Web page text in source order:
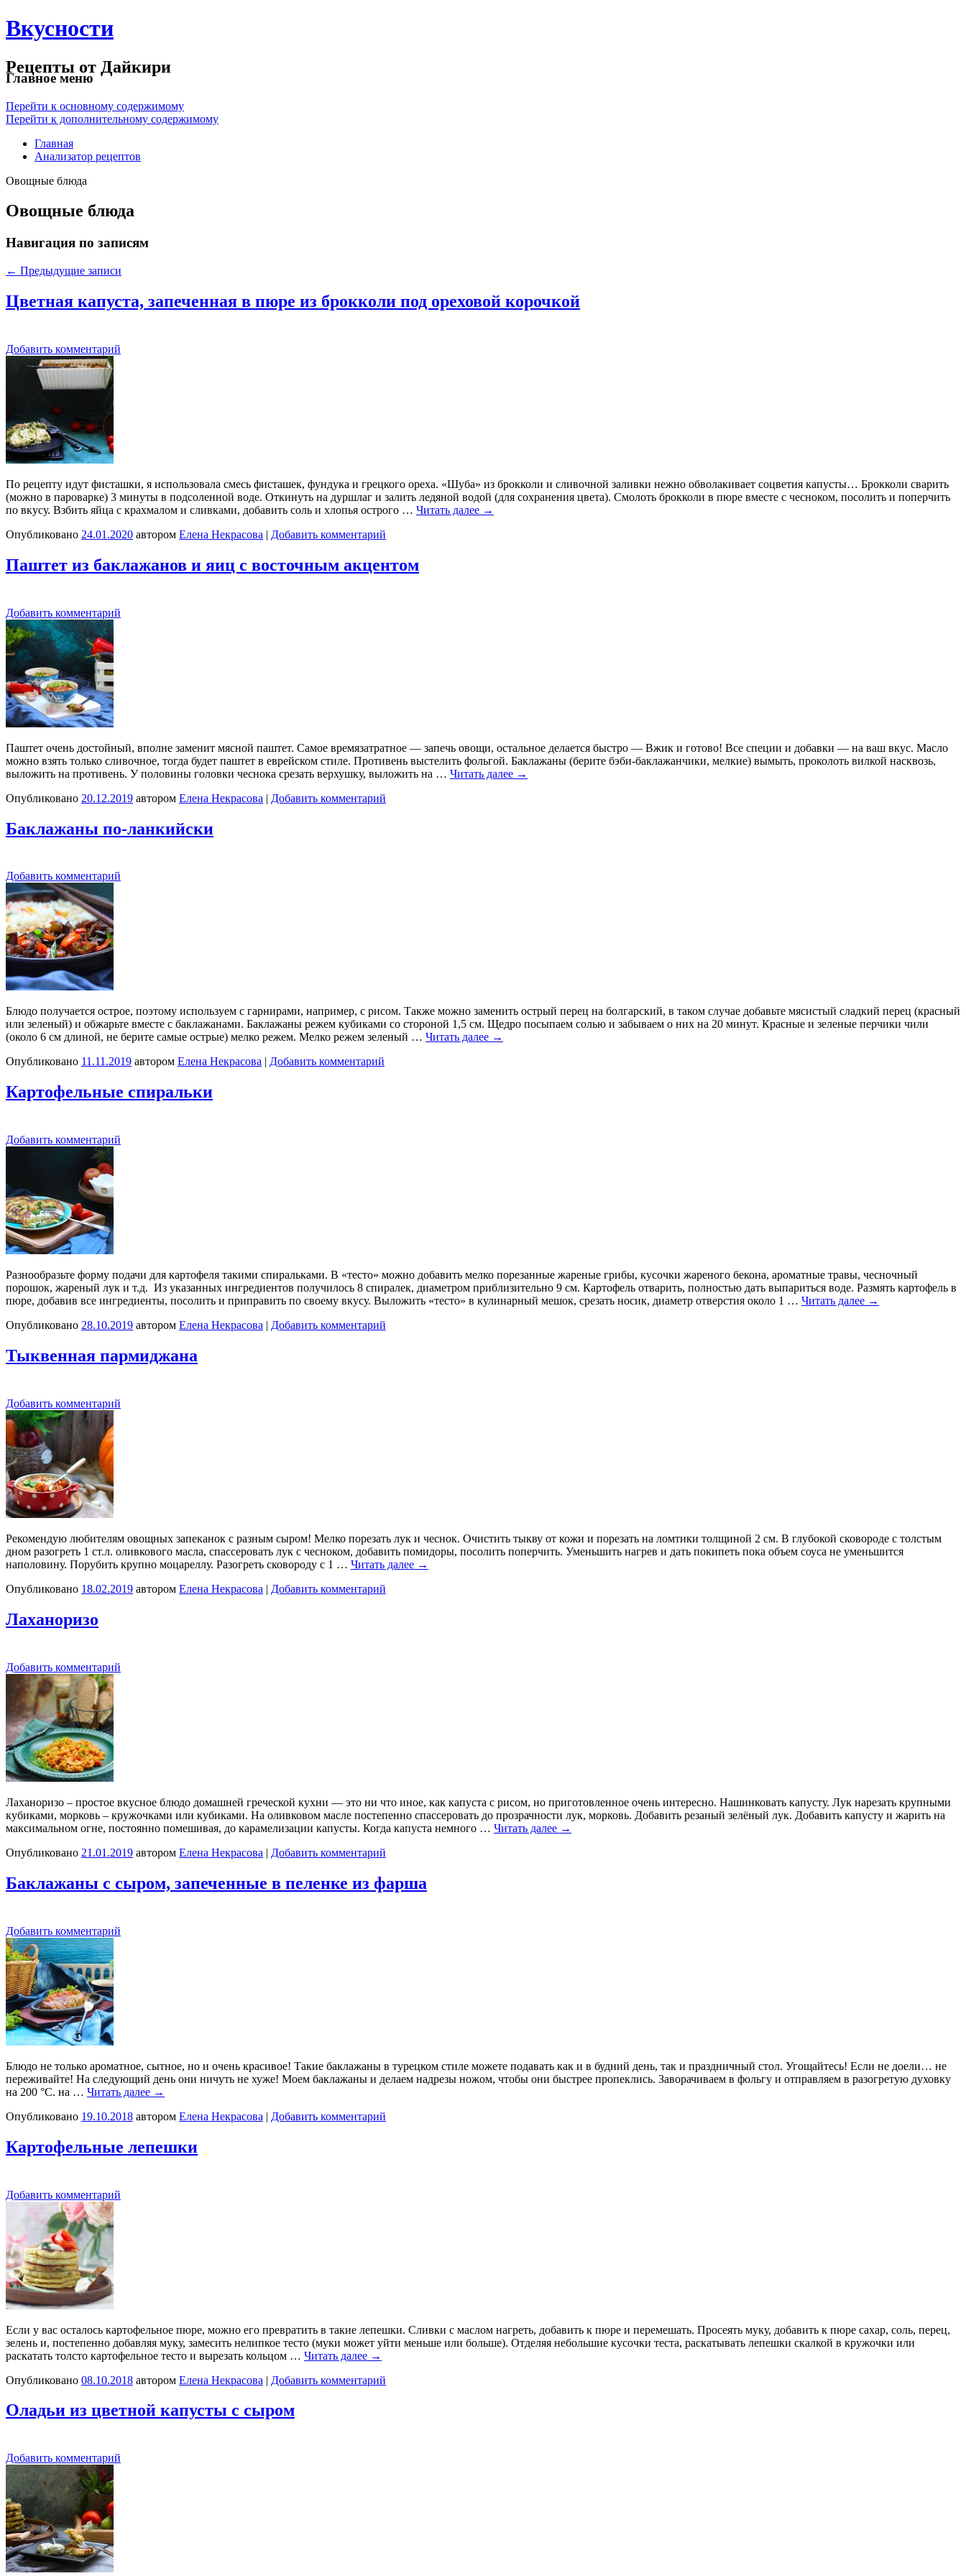
Вкусности
Рецепты от Дайкири
Главное меню
Перейти к основному содержимому
Перейти к дополнительному содержимому
Главная
Анализатор рецептов
Овощные блюда
Овощные блюда
Навигация по записям
← Предыдущие записи
Цветная капуста, запеченная в пюре из брокколи под ореховой корочкой
Добавить комментарий
По рецепту идут фисташки, я использовала смесь фисташек, фундука и грецкого ореха. «Шуба» из брокколи и сливочной заливки нежно обволакивает соцветия капусты… Брокколи сварить
(можно в пароварке) 3 минуты в подсоленной воде. Откинуть на дуршлаг и залить ледяной водой (для сохранения цвета). Смолоть брокколи в пюре вместе с чесноком, посолить и поперчить
по вкусу. Взбить яйца с крахмалом и сливками, добавить соль и хлопья острого … Читать далее →
Опубликовано 24.01.2020 автором Елена Некрасова | Добавить комментарий
Паштет из баклажанов и яиц с восточным акцентом
Добавить комментарий
Паштет очень достойный, вполне заменит мясной паштет. Самое времязатратное — запечь овощи, остальное делается быстро — Вжик и готово! Все специи и добавки — на ваш вкус. Масло
можно взять только сливочное, тогда будет паштет в еврейском стиле. Противень выстелить фольгой. Баклажаны (берите бэби-баклажанчики, мелкие) вымыть, проколоть вилкой насквозь,
выложить на противень. У половины головки чеснока срезать верхушку, выложить на … Читать далее →
Опубликовано 20.12.2019 автором Елена Некрасова | Добавить комментарий
Баклажаны по-ланкийски
Добавить комментарий
Блюдо получается острое, поэтому используем с гарнирами, например, с рисом. Также можно заменить острый перец на болгарский, в таком случае добавьте мясистый сладкий перец (красный
или зеленый) и обжарьте вместе с баклажанами. Баклажаны режем кубиками со стороной 1,5 см. Щедро посыпаем солью и забываем о них на 20 минут. Красные и зеленые перчики чили
(около 6 см длиной, не берите самые острые) мелко режем. Мелко режем зеленый … Читать далее →
Опубликовано 11.11.2019 автором Елена Некрасова Добавить комментарий
Картофельные спиральки
Добавить комментарий
Разнообразьте форму подачи для картофеля такими спиральками. В «тесто» можно добавить мелко порезанные жареные грибы, кусочки жареного бекона, ароматные травы, чесночный
порошок, жареный лук и т.д. Из указанных ингредиентов получилось 8 спиралек, диаметром приблизительно 9 см. Картофель отварить, полностью дать выпариться воде. Размять картофель в
пюре, добавив все ингредиенты, посолить и приправить по своему вкусу. Выложить «тесто» в кулинарный мешок, срезать носик, диаметр отверстия около 1 … Читать далее →
Опубликовано 28.10.2019 автором Елена Некрасова | Добавить комментарий
Тыквенная пармиджана
Добавить комментарий
Рекомендую любителям овощных запеканок с разным сыром! Мелко порезать лук и чеснок. Очистить тыкву от кожи и порезать на ломтики толщиной 2 см. В глубокой сковороде с толстым
дном разогреть 1 ст.л. оливкового масла, спассеровать лук с чесноком, добавить помидоры, посолить поперчить. Уменьшить нагрев и дать покипеть пока объем соуса не уменьшится
наполовину. Порубить крупно моцареллу. Разогреть сковороду с 1 … Читать далее →
Опубликовано 18.02.2019 автором Елена Некрасова | Добавить комментарий
Лаханоризо
Добавить комментарий
Лаханоризо – простое вкусное блюдо домашней греческой кухни — это ни что иное, как капуста с рисом, но приготовленное очень интересно. Нашинковать капусту. Лук нарезать крупными
кубиками, морковь – кружочками или кубиками. На оливковом масле постепенно спассеровать до прозрачности лук, морковь. Добавить резаный зелёный лук. Добавить капусту и жарить на
максимальном огне, постоянно помешивая, до карамелизации капусты. Когда капуста немного … Читать далее →
Опубликовано 21.01.2019 автором Елена Некрасова | Добавить комментарий
Баклажаны с сыром, запеченные в пеленке из фарша
Добавить комментарий
Блюдо не только ароматное, сытное, но и очень красивое! Такие баклажаны в турецком стиле можете подавать как и в будний день, так и праздничный стол. Угощайтесь! Если не доели… не
переживайте! На следующий день они ничуть не хуже! Моем баклажаны и делаем надрезы ножом, чтобы они быстрее пропеклись. Заворачиваем в фольгу и отправляем в разогретую духовку
на 200 °C. на … Читать далее →
Опубликовано 19.10.2018 автором Елена Некрасова | Добавить комментарий
Картофельные лепешки
Добавить комментарий
Если у вас осталось картофельное пюре, можно его превратить в такие лепешки. Сливки с маслом нагреть, добавить к пюре и перемешать. Просеять муку, добавить к пюре сахар, соль, перец,
зелень и, постепенно добавляя муку, замесить нелипкое тесто (муки может уйти меньше или больше). Отделяя небольшие кусочки теста, раскатывать лепешки скалкой в кружочки или
раскатать толсто картофельное тесто и вырезать кольцом … Читать далее →
Опубликовано 08.10.2018 автором Елена Некрасова | Добавить комментарий
Оладьи из цветной капусты с сыром
Добавить комментарий